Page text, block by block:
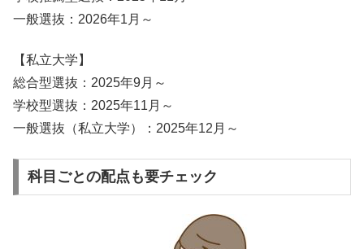
一般選抜：2026年1月～
【私立大学】
総合型選抜：2025年9月～
学校型選抜：2025年11月～
一般選抜（私立大学）：2025年12月～
科目ごとの配点も要チェック